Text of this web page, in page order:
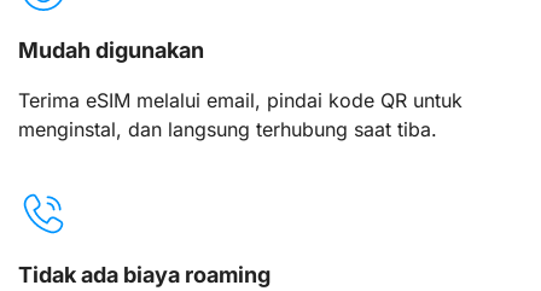
Mudah digunakan
Terima eSIM melalui email, pindai kode QR untuk
menginstal, dan langsung terhubung saat tiba.
Tidak ada biaya roaming